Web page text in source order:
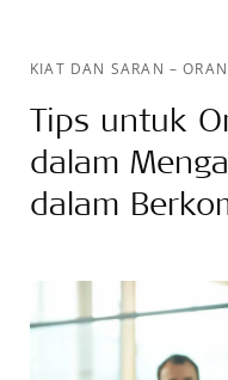
KIAT DAN SARAN –
Tips untuk
dalam
dalam